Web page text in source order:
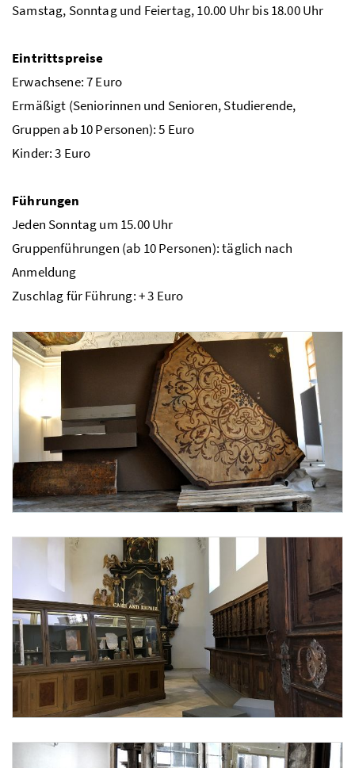
Samstag, Sonntag und Feiertag, 10.00 Uhr bis 18.00 Uhr
Eintrittspreise
Erwachsene: 7 Euro
Ermäßigt (Seniorinnen und Senioren, Studierende,
Gruppen ab 10 Personen): 5 Euro
Kinder: 3 Euro
Führungen
Jeden Sonntag um 15.00 Uhr
Gruppenführungen (ab 10 Personen): täglich nach
Anmeldung
Zuschlag für Führung: + 3 Euro
Parkettausstellung in Mauerbach Foto 1: Bundesdenkmalamt, Bettina